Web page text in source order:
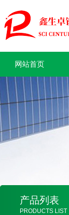
网站首页
产品列表
PRODUCTS LIST